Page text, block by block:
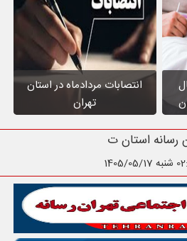
انتصابات مردادماه در استان
تهران
استان تهران
شنبه 1405/05/17